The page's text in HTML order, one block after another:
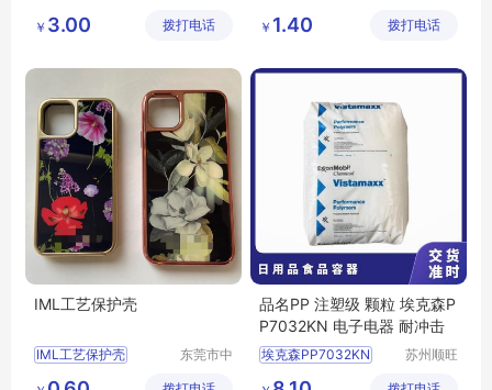
追踪器硅胶挂钩
AirtagGPS定位器贴身真皮保护套
有限公司
￥ 3.00 拨打电话
硅胶套生产
有限公司
￥ 1.40 拨打电话
IML工艺保护壳
IML工艺保护壳
东莞市中
品名PP 注塑级 颗粒 埃克森P
P7032KN 电子电器 耐冲击
埃克森PP7032KN
苏州顺旺